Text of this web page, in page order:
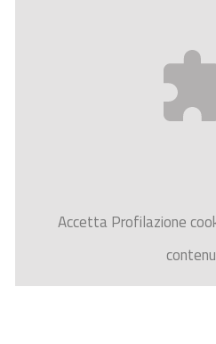
AccettaProfilazione